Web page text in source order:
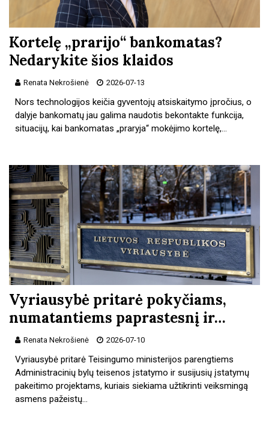
Kortelę „prarijo“ bankomatas?
Nedarykite šios klaidos
Renata Nekrošienė 2026-07-13
Nors technologijos keičia gyventojų atsiskaitymo įpročius, o
dalyje bankomatų jau galima naudotis bekontakte funkcija,
situacijų, kai bankomatas „praryja“ mokėjimo kortelę,…
Vyriausybė pritarė pokyčiams,
numatantiems paprastesnį ir…
Renata Nekrošienė 2026-07-10
Vyriausybė pritarė Teisingumo ministerijos parengtiems
Administracinių bylų teisenos įstatymo ir susijusių įstatymų
pakeitimo projektams, kuriais siekiama užtikrinti veiksmingą
asmens pažeistų…